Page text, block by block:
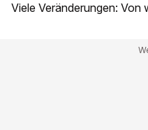
Viele Veränderungen: Von